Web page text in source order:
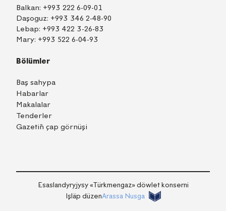
Balkan: +993 222 6-09-01
Daşoguz: +993 346 2-48-90
Lebap: +993 422 3-26-83
Mary: +993 522 6-04-93
Bölümler
Baş sahypa
Habarlar
Makalalar
Tenderler
Gazetiň çap görnüşi
Esaslandyryjysy «Тürkmengaz» döwlet konserni
Işläp düzenArassa Nusga